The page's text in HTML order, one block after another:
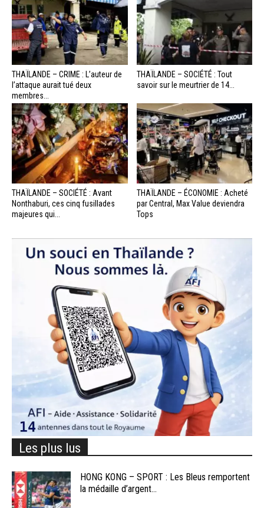
THAÏLANDE – CRIME : L’auteur de
l’attaque aurait tué deux
membres...
THAÏLANDE – SOCIÉTÉ : Tout
savoir sur le meurtrier de 14...
THAÏLANDE – SOCIÉTÉ : Avant
Nonthaburi, ces cinq fusillades
majeures qui...
THAÏLANDE – ÉCONOMIE : Acheté
par Central, Max Value deviendra
Tops
Les plus lus
HONG KONG – SPORT : Les Bleus remportent
la médaille d’argent...